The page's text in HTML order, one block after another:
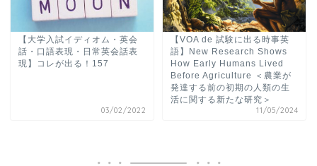
【大学入試イディオム・英会
話・口語表現・日常英会話表
現】コレが出る！157
03/02/2022
【VOA de 試験に出る時事英
語】New Research Shows
How Early Humans Lived
Before Agriculture ＜農業が
発達する前の初期の人類の生
活に関する新たな研究＞
11/05/2024